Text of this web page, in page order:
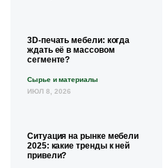
3D-печать мебели: когда
ждать её в массовом
сегменте?
Сырье и материалы
ИЮЛ 8, 2026
Ситуация на рынке мебели
2025: какие тренды к ней
привели?